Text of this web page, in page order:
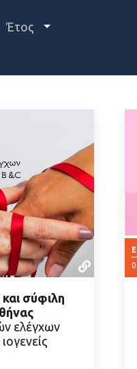
Έτος
και σύφιλη
ελέγχων